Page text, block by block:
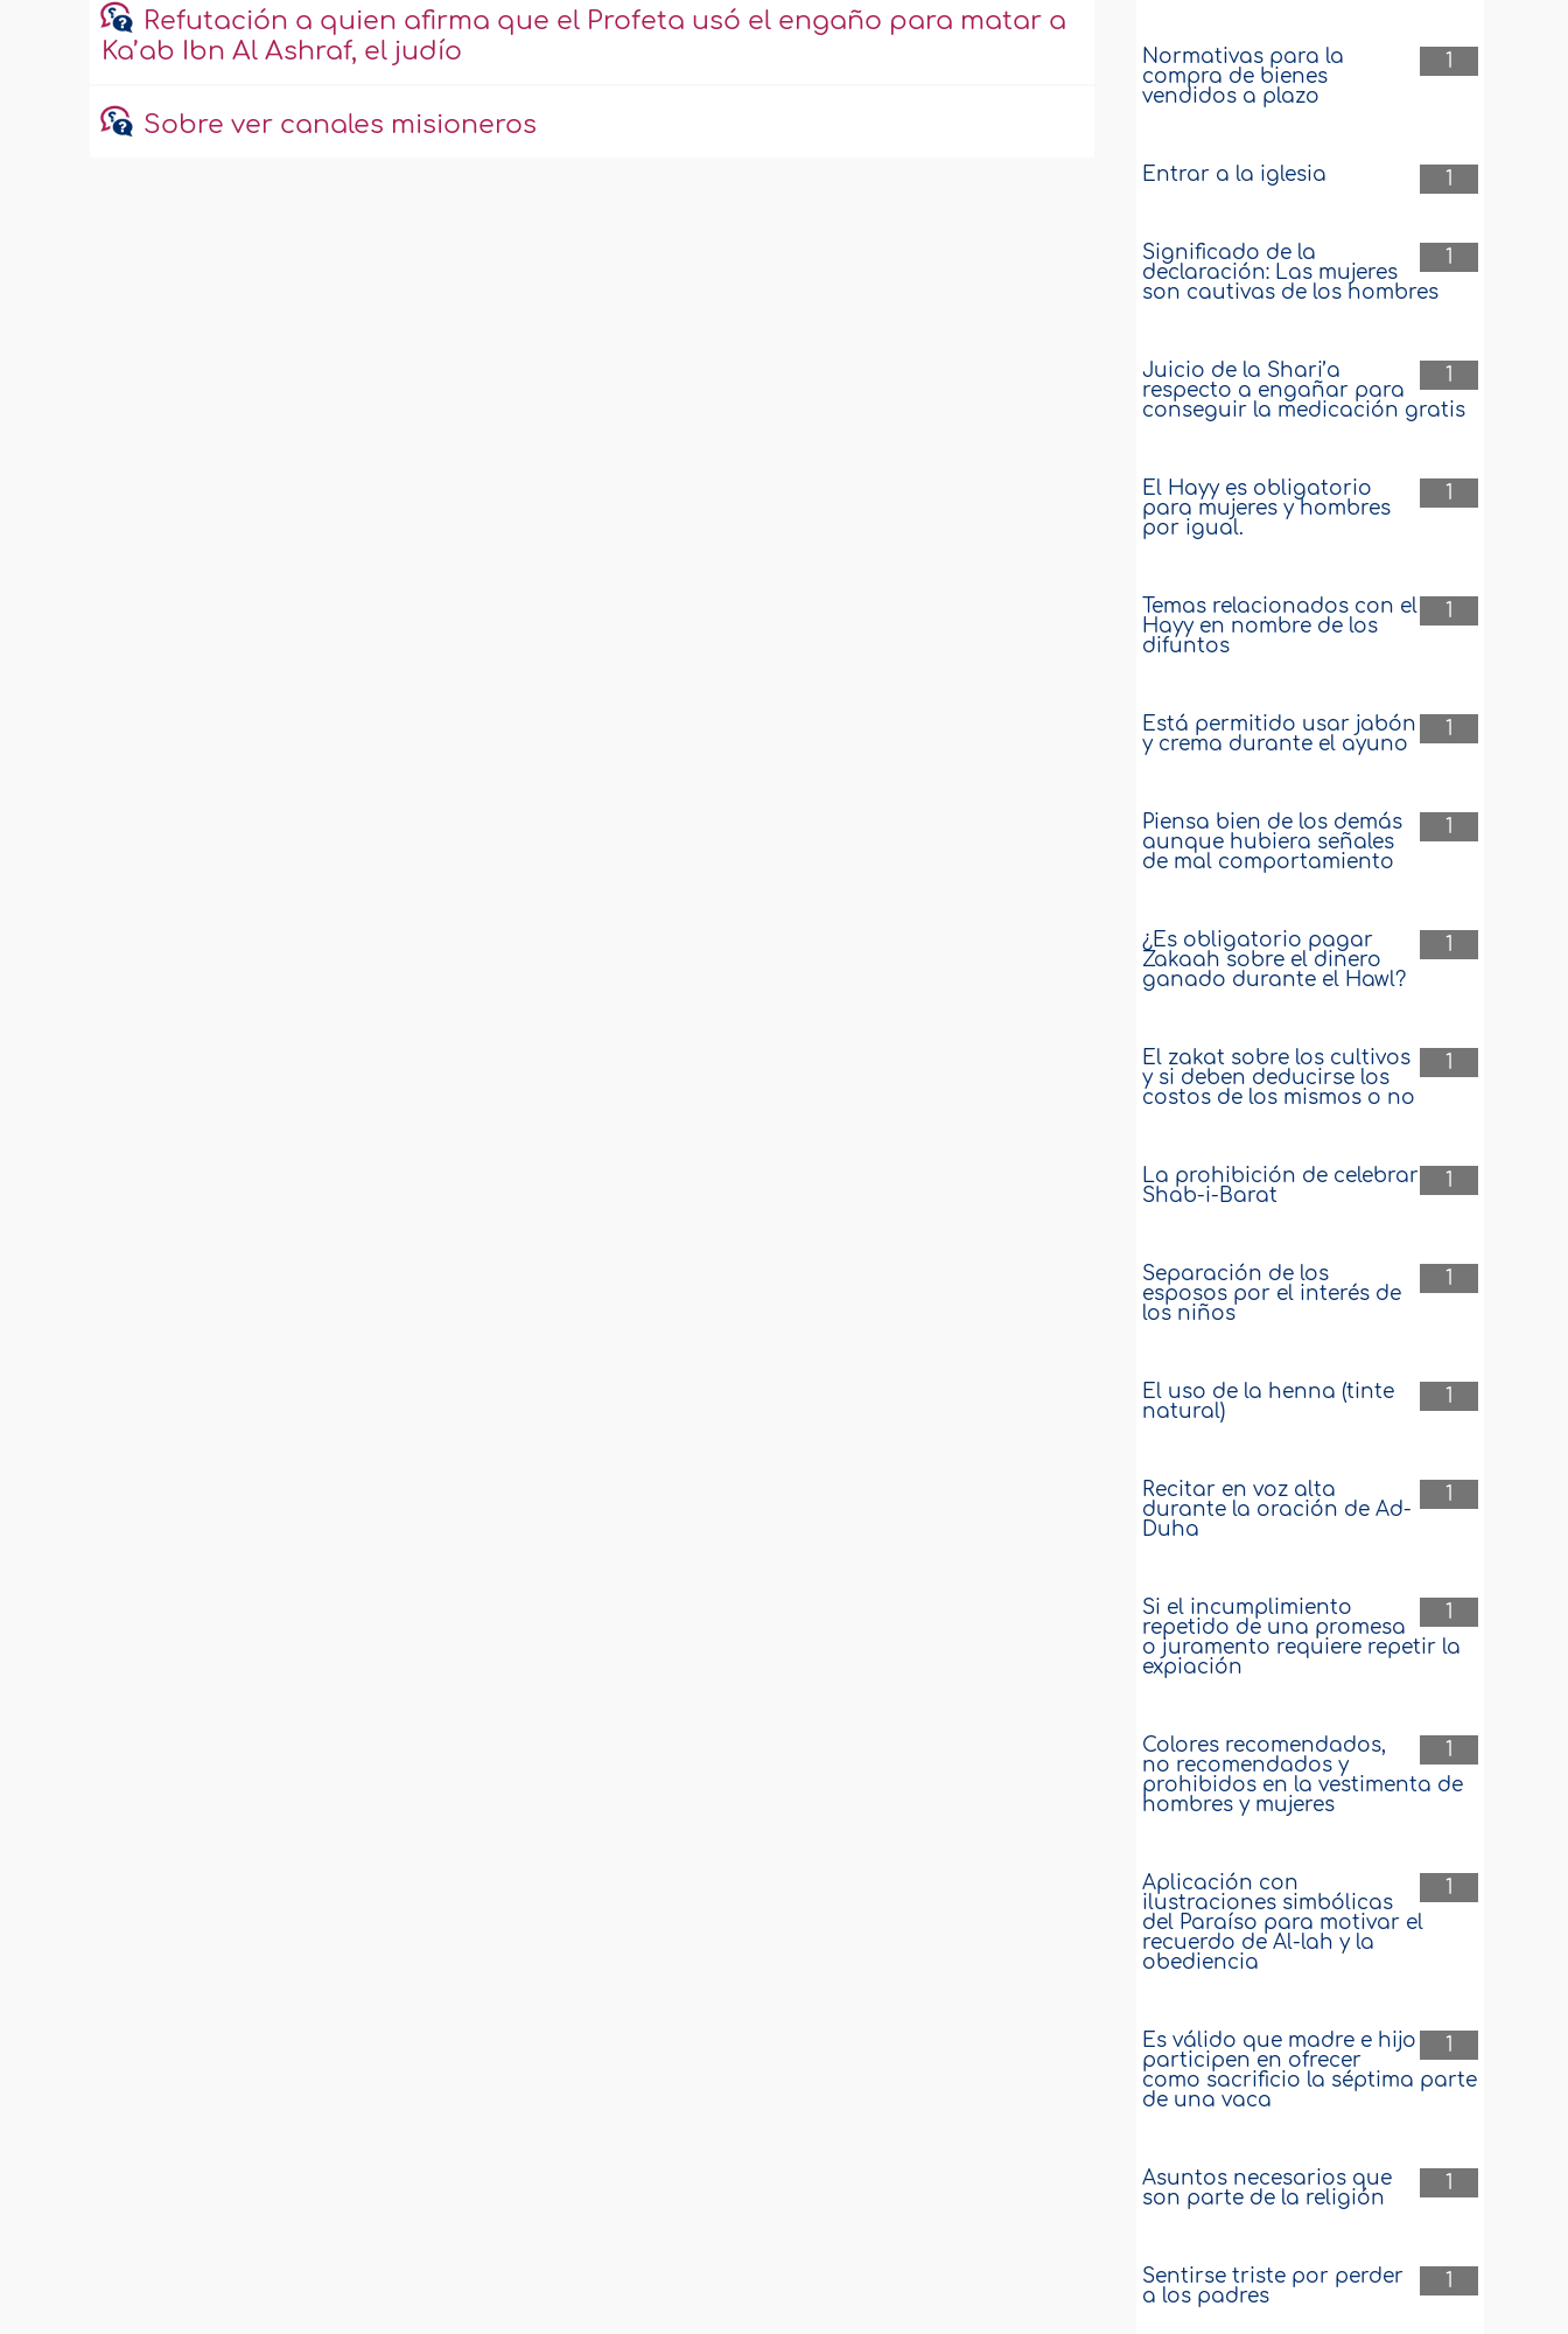
Refutación a quien afirma que el Profeta usó el engaño para matar a
Ka’ab Ibn Al Ashraf, el judío
Sobre ver canales misioneros
1
Normativas para la
compra de bienes
vendidos a plazo
1
Entrar a la iglesia
1
Significado de la
declaración: Las mujeres
son cautivas de los hombres
1
Juicio de la Shari’a
respecto a engañar para
conseguir la medicación gratis
1
El Hayy es obligatorio
para mujeres y hombres
por igual.
1
Temas relacionados con el
Hayy en nombre de los
difuntos
1
Está permitido usar jabón
y crema durante el ayuno
1
Piensa bien de los demás
aunque hubiera señales
de mal comportamiento
1
¿Es obligatorio pagar
Zakaah sobre el dinero
ganado durante el Hawl?
1
El zakat sobre los cultivos
y si deben deducirse los
costos de los mismos o no
1
La prohibición de celebrar
Shab-i-Barat
1
Separación de los
esposos por el interés de
los niños
1
El uso de la henna (tinte
natural)
1
Recitar en voz alta
durante la oración de Ad-
Duha
1
Si el incumplimiento
repetido de una promesa
o juramento requiere repetir la
expiación
1
Colores recomendados,
no recomendados y
prohibidos en la vestimenta de
hombres y mujeres
1
Aplicación con
ilustraciones simbólicas
del Paraíso para motivar el
recuerdo de Al-lah y la
obediencia
1
Es válido que madre e hijo
participen en ofrecer
como sacrificio la séptima parte
de una vaca
1
Asuntos necesarios que
son parte de la religión
1
Sentirse triste por perder
a los padres